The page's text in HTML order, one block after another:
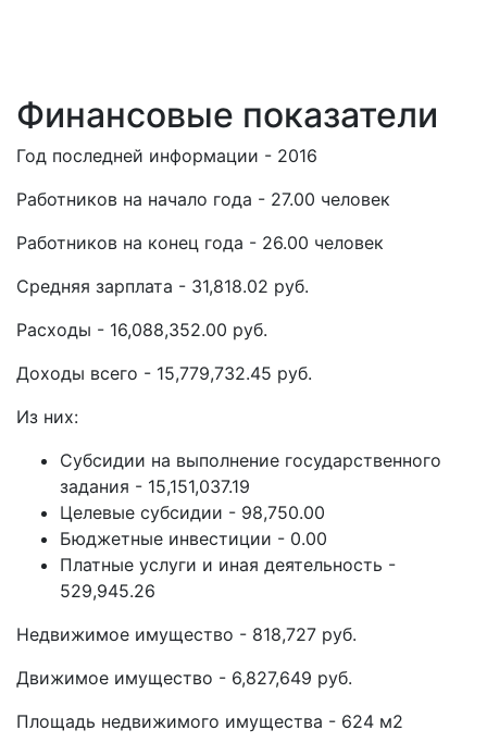
Финансовые показатели
Год последней информации - 2016
Работников на начало года - 27.00 человек
Работников на конец года - 26.00 человек
Средняя зарплата - 31,818.02 руб.
Расходы - 16,088,352.00 руб.
Доходы всего - 15,779,732.45 руб.
Из них:
Субсидии на выполнение государственного
задания - 15,151,037.19
Целевые субсидии - 98,750.00
Бюджетные инвестиции - 0.00
Платные услуги и иная деятельность -
529,945.26
Недвижимое имущество - 818,727 руб.
Движимое имущество - 6,827,649 руб.
Площадь недвижимого имущества - 624 м2